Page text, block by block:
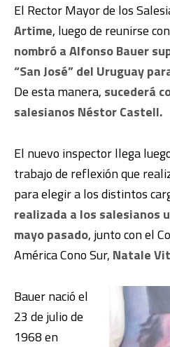
El Rector Mayor de los
Artime, luego de reunirse
nombró a Alfonso Bauer
“San José” del Uruguay
De esta manera, sucederá
salesianos Néstor Castell.
El nuevo inspector llega
trabajo de reflexión que
para elegir a los distintos
realizada a los salesianos
mayo pasado, junto con el
América Cono Sur, Natale
Bauer nació el
23 de julio de
1968 en